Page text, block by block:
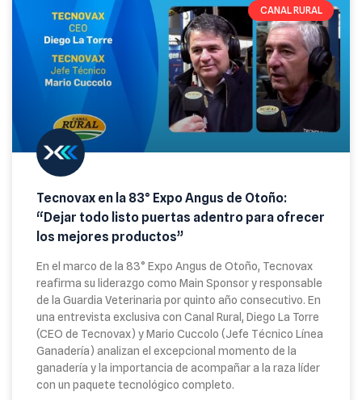
CANAL RURAL
Tecnovax en la 83° Expo Angus de Otoño:
“Dejar todo listo puertas adentro para ofrecer
los mejores productos”
En el marco de la 83° Expo Angus de Otoño, Tecnovax
reafirma su liderazgo como Main Sponsor y responsable
de la Guardia Veterinaria por quinto año consecutivo. En
una entrevista exclusiva con Canal Rural, Diego La Torre
(CEO de Tecnovax) y Mario Cuccolo (Jefe Técnico Línea
Ganadería) analizan el excepcional momento de la
ganadería y la importancia de acompañar a la raza líder
con un paquete tecnológico completo.